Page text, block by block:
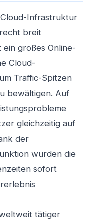
Infrastruktur
breit
großes Online-
Cloud-
Traffic-Spitzen
bewältigen. Auf
gleichzeitig auf
der
wurden die
sofort
tätiger